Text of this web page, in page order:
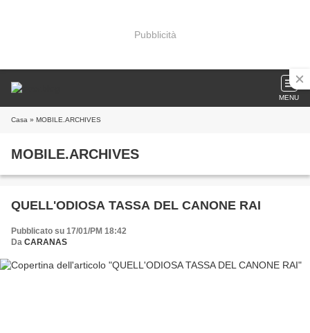
Pubblicità
MENU
Casa » MOBILE.ARCHIVES
MOBILE.ARCHIVES
QUELL'ODIOSA TASSA DEL CANONE RAI
Pubblicato su 17/01/PM 18:42
Da CARANAS